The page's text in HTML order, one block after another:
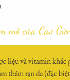
mỡ của Cao
liệu và vitamin khác
thâm rạn da (đặc